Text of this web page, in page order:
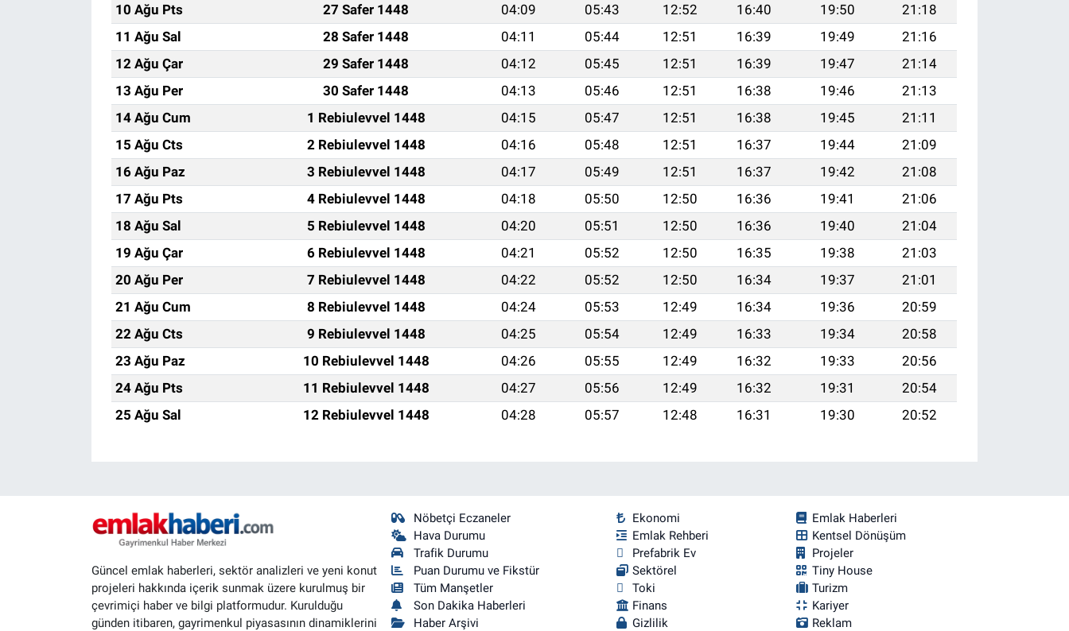
10 Ağu Pts
27 Safer 1448 04:09 05:43 12:52 16:40 19:50
21:18
11 Ağu Sal
28 Safer 1448 04:11 05:44 12:51 16:39 19:49
21:16
12 Ağu Çar
29 Safer 1448 04:12 05:45 12:51 16:39 19:47
21:14
13 Ağu Per
30 Safer 1448 04:13 05:46 12:51 16:38 19:46
21:13
14 Ağu Cum
1 Rebiulevvel 1448 04:15 05:47 12:51 16:38 19:45
21:11
15 Ağu Cts
2 Rebiulevvel 1448 04:16 05:48 12:51 16:37 19:44
21:09
16 Ağu Paz
3 Rebiulevvel 1448 04:17 05:49 12:51 16:37 19:42
21:08
17 Ağu Pts
4 Rebiulevvel 1448 04:18 05:50 12:50 16:36 19:41
21:06
18 Ağu Sal
5 Rebiulevvel 1448 04:20 05:51 12:50 16:36 19:40
21:04
19 Ağu Çar
6 Rebiulevvel 1448 04:21 05:52 12:50 16:35 19:38
21:03
20 Ağu Per
7 Rebiulevvel 1448 04:22 05:52 12:50 16:34 19:37
21:01
21 Ağu Cum
8 Rebiulevvel 1448 04:24 05:53 12:49 16:34 19:36
20:59
22 Ağu Cts
9 Rebiulevvel 1448 04:25 05:54 12:49 16:33 19:34
20:58
23 Ağu Paz
10 Rebiulevvel 1448 04:26 05:55 12:49 16:32 19:33
20:56
24 Ağu Pts
11 Rebiulevvel 1448 04:27 05:56 12:49 16:32 19:31
20:54
25 Ağu Sal
12 Rebiulevvel 1448 04:28 05:57 12:48 16:31 19:30 20:52
Güncel emlak haberleri, sektör analizleri ve yeni konut
projeleri hakkında içerik sunmak üzere kurulmuş bir
çevrimiçi haber ve bilgi platformudur. Kurulduğu
günden itibaren, gayrimenkul piyasasının dinamiklerini
Nöbetçi Eczaneler
Hava Durumu
Trafik Durumu
Puan Durumu ve Fikstür
Tüm Manşetler
Son Dakika Haberleri
Haber Arşivi
Ekonomi
Emlak Haberleri
Emlak Rehberi
Kentsel Dönüşüm
Prefabrik Ev
Projeler
Sektörel
Tiny House
Toki
Turizm
Finans
Kariyer
Gizlilik
Reklam